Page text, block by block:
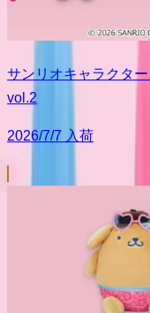
サンリオキャラクタ
vol.2
2026/7/7 入荷